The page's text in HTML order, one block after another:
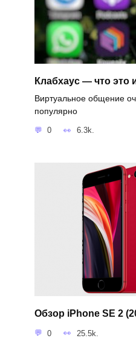
Клабхаус — что это
Виртуальное общение
популярно
0 6.3k.
Обзор iPhone SE 2
0 25.5k.